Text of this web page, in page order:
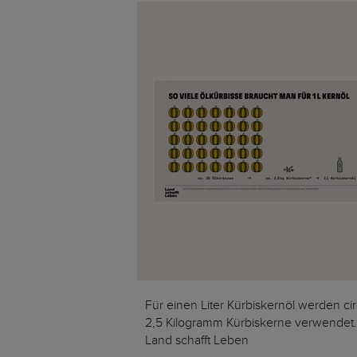
Für einen Liter Kürbiskernöl werden
2,5 Kilogramm Kürbiskerne
Land schafft Leben